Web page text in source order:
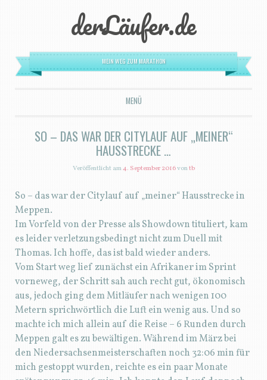
derLäufer.de
MEIN WEG ZUM MARATHON
MENÜ
ZUM INHALT SPRINGEN
SO – DAS WAR DER CITYLAUF AUF „MEINER“
HAUSSTRECKE …
Veröffentlicht am4. September 2016vontb
So – das war der Citylauf auf „meiner“ Hausstrecke in
Meppen.
Im Vorfeld von der Presse als Showdown tituliert, kam
es leider verletzungsbedingt nicht zum Duell mit
Thomas. Ich hoffe, das ist bald wieder anders.
Vom Start weg lief zunächst ein Afrikaner im Sprint
vorneweg, der Schritt sah auch recht gut, ökonomisch
aus, jedoch ging dem Mitläufer nach wenigen 100
Metern sprichwörtlich die Luft ein wenig aus. Und so
machte ich mich allein auf die Reise – 6 Runden durch
Meppen galt es zu bewältigen. Während im März bei
den Niedersachsenmeisterschaften noch 32:06 min für
mich gestoppt wurden, reichte es ein paar Monate